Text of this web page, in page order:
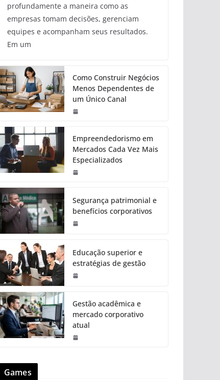
profundamente a maneira como as
empresas tomam decisões, gerenciam
equipes e acompanham seus resultados.
Em um
Como Construir Negócios
Menos Dependentes de
um Único Canal
Empreendedorismo em
Mercados Cada Vez Mais
Especializados
Segurança patrimonial e
benefícios corporativos
Educação superior e
estratégias de gestão
Gestão acadêmica e
mercado corporativo
atual
Games